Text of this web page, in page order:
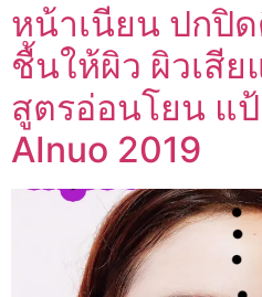
หน้าเนียน ปกปิ
ชื้นให้ผิว ผิวเสี
สูตรอ่อนโยน แ
AInuo 2019